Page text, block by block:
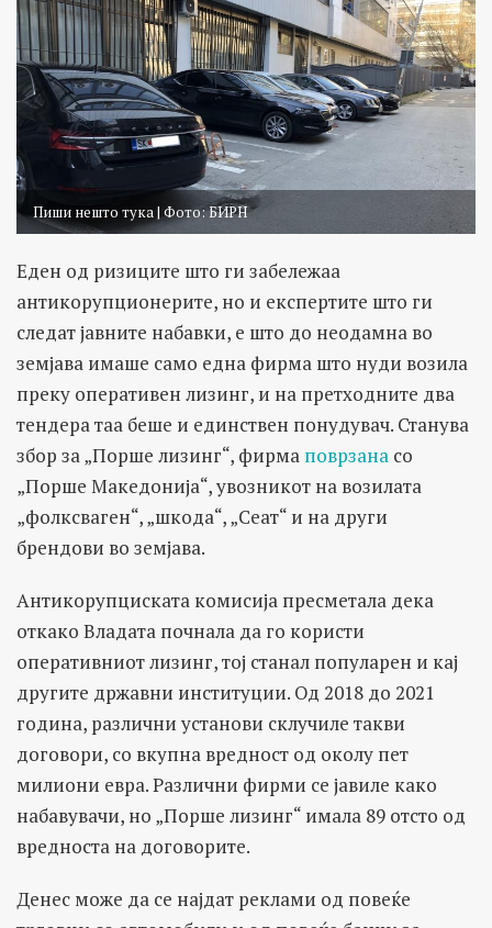
Пиши нешто тука | Фото: БИРН
Еден од ризиците што ги забележаа
антикорупционерите, но и експертите што ги
следат јавните набавки, е што до неодамна во
земјава имаше само една фирма што нуди возила
преку оперативен лизинг, и на претходните два
тендера таа беше и единствен понудувач. Станува
збор за „Порше лизинг“, фирма поврзана со
„Порше Македонија“, увозникот на возилата
„фолксваген“, „шкода“, „Сеат“ и на други
брендови во земјава.
Антикорупциската комисија пресметала дека
откако Владата почнала да го користи
оперативниот лизинг, тој станал популарен и кај
другите државни институции. Од 2018 до 2021
година, различни установи склучиле такви
договори, со вкупна вредност од околу пет
милиони евра. Различни фирми се јавиле како
набавувачи, но „Порше лизинг“ имала 89 отсто од
вредноста на договорите.
Денес може да се најдат реклами од повеќе